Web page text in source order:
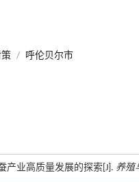
/ 呼伦贝尔市
产业高质量发展的探索[J]. 养殖